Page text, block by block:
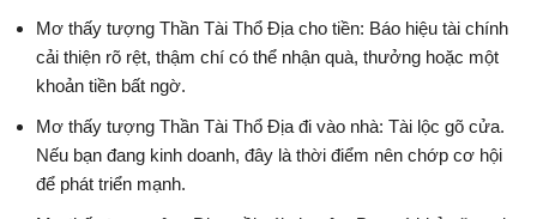
Mơ thấy tượng Thần Tài Thổ Địa cho tiền: Báo hiệu tài chính
cải thiện rõ rệt, thậm chí có thể nhận quà, thưởng hoặc một
khoản tiền bất ngờ.
Mơ thấy tượng Thần Tài Thổ Địa đi vào nhà: Tài lộc gõ cửa.
Nếu bạn đang kinh doanh, đây là thời điểm nên chớp cơ hội
để phát triển mạnh.